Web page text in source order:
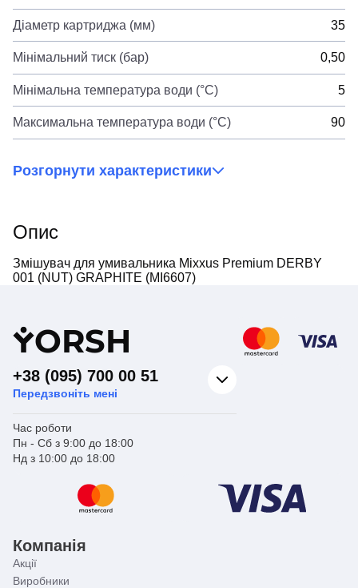
Діаметр картриджа (мм) 35
Мінімальний тиск (бар) 0,50
Мінімальна температура води (°C) 5
Максимальна температура води (°C) 90
Розгорнути характеристики
Опис
Змішувач для умивальника Mixxus Premium DERBY
001 (NUT) GRAPHITE (MI6607)
YORSH
+38 (095) 700 00 51
Передзвоніть мені
Час роботи
Пн - Сб з 9:00 до 18:00
Нд з 10:00 до 18:00
Компанія
Акції
Виробники